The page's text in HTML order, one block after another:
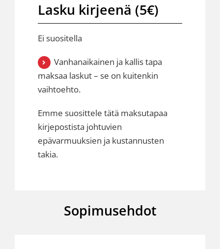
Lasku kirjeenä (5€)
Ei suositella
Vanhanaikainen ja kallis tapa
maksaa laskut – se on kuitenkin
vaihtoehto.
Emme suosittele tätä maksutapaa
kirjepostista johtuvien
epävarmuuksien ja kustannusten
takia.
Sopimusehdot